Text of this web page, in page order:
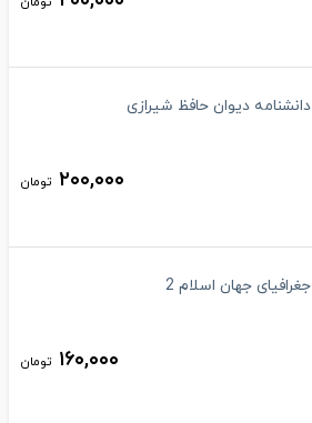
دانشنامه دیوان حافظ شیرازی
۲۰۰,۰۰۰ تومان
جغرافیای جهان اسلام 2
۱۶۰,۰۰۰ تومان